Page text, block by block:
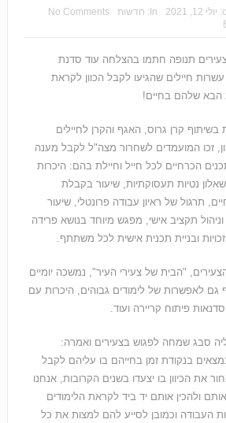
יולי 12, 2021 In: חדשות
No Comments
תנופה חתמו בהצלחה עוד סדנת
חיילים שהגיעו לקבל הכוון לקראת
הבא שלהם בחיים!
קרן גרוס, האגף והקרן לחיילים
זכו המועמדים לשחרור מצה"ל לקבל מענה
הכרחיים לכל חייל וחיילת בהם: היכרות
נטיות תעסוקתיות, שיעור בקבלת
תרגול של ראיון עבודה פרונטלי, שיעור
תקציב אישי, מפגש מיוחד בנושא פרידה
ובניית תכנית אישית לכל משתתף.
"הבית של צעירי העיר", נמשכה יומיים
גם לאפשרות של לימודים גבוהים, היכרות עם
פיתוח קריירה ועוד.
סבג שמחה לפגוש בצעירים ואמרה:
נמצאים בנקודת זמן בחייהם בו עליהם לקבל
את הכיוון בו יצעדו בשנים הקרובות, אנחנו
ולהכין אותם יד ביד לקראת הלימודים
העבודה וכמובן לסייע להם למצות את כל